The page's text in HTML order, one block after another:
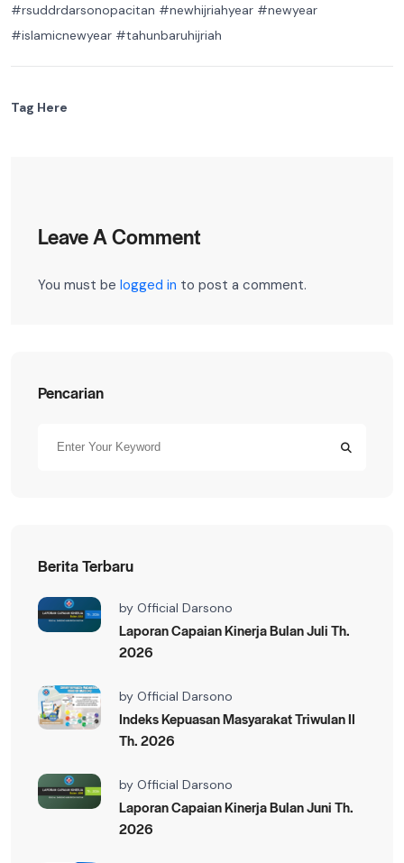
#rsuddrdarsonopacitan #newhijriahyear #newyear
#islamicnewyear #tahunbaruhijriah
Tag Here
Leave A Comment
You must be logged in to post a comment.
Pencarian
Berita Terbaru
by Official Darsono
Laporan Capaian Kinerja Bulan Juli Th.
2026
by Official Darsono
Indeks Kepuasan Masyarakat Triwulan II
Th. 2026
by Official Darsono
Laporan Capaian Kinerja Bulan Juni Th.
2026